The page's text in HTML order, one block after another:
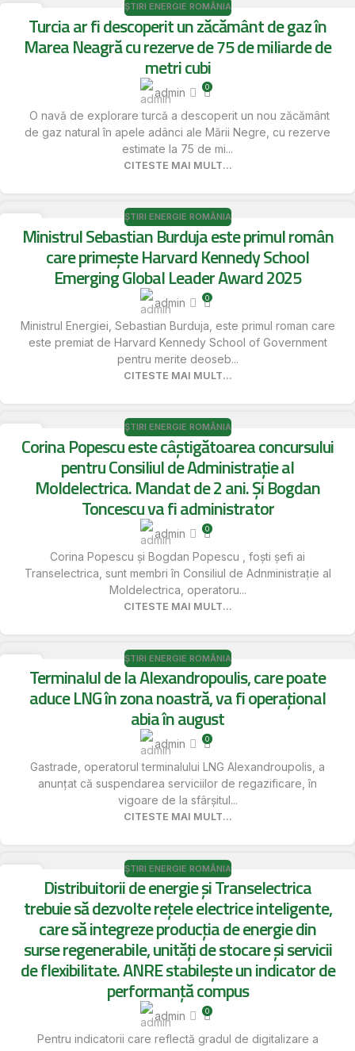
ȘTIRI ENERGIE ROMÂNIA
Turcia ar fi descoperit un zăcământ de gaz în
Marea Neagră cu rezerve de 75 de miliarde de
metri cubi
admin 0
O navă de explorare turcă a descoperit un nou zăcământ
de gaz natural în apele adânci ale Mării Negre, cu rezerve
estimate la 75 de mi...
CITESTE MAI MULT...
17
MAI
ȘTIRI ENERGIE ROMÂNIA
Ministrul Sebastian Burduja este primul român
care primește Harvard Kennedy School
Emerging Global Leader Award 2025
admin 0
Ministrul Energiei, Sebastian Burduja, este primul roman care
este premiat de Harvard Kennedy School of Government
pentru merite deoseb...
CITESTE MAI MULT...
17
MAI
ȘTIRI ENERGIE ROMÂNIA
Corina Popescu este câștigătoarea concursului
pentru Consiliul de Administrație al
Moldelectrica. Mandat de 2 ani. Și Bogdan
Toncescu va fi administrator
admin 0
Corina Popescu și Bogdan Popescu , foști șefi ai
Transelectrica, sunt membri în Consiliul de Adnministrație al
Moldelectrica, operatoru...
CITESTE MAI MULT...
ȘTIRI ENERGIE ROMÂNIA
Terminalul de la Alexandropoulis, care poate
aduce LNG în zona noastră, va fi operațional
abia în august
admin 0
Gastrade, operatorul terminalului LNG Alexandroupolis, a
anunțat că suspendarea serviciilor de regazificare, în
vigoare de la sfârșitul...
CITESTE MAI MULT...
ȘTIRI ENERGIE ROMÂNIA
Distribuitorii de energie și Transelectrica
trebuie să dezvolte rețele electrice inteligente,
care să integreze producția de energie din
surse regenerabile, unități de stocare și servicii
de flexibilitate. ANRE stabilește un indicator de
performanță compus
admin 0
Pentru indicatorii care reflectă gradul de digitalizare a